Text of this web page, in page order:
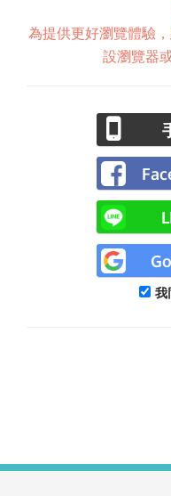
為提供更好瀏覽體驗
設瀏覽器
我